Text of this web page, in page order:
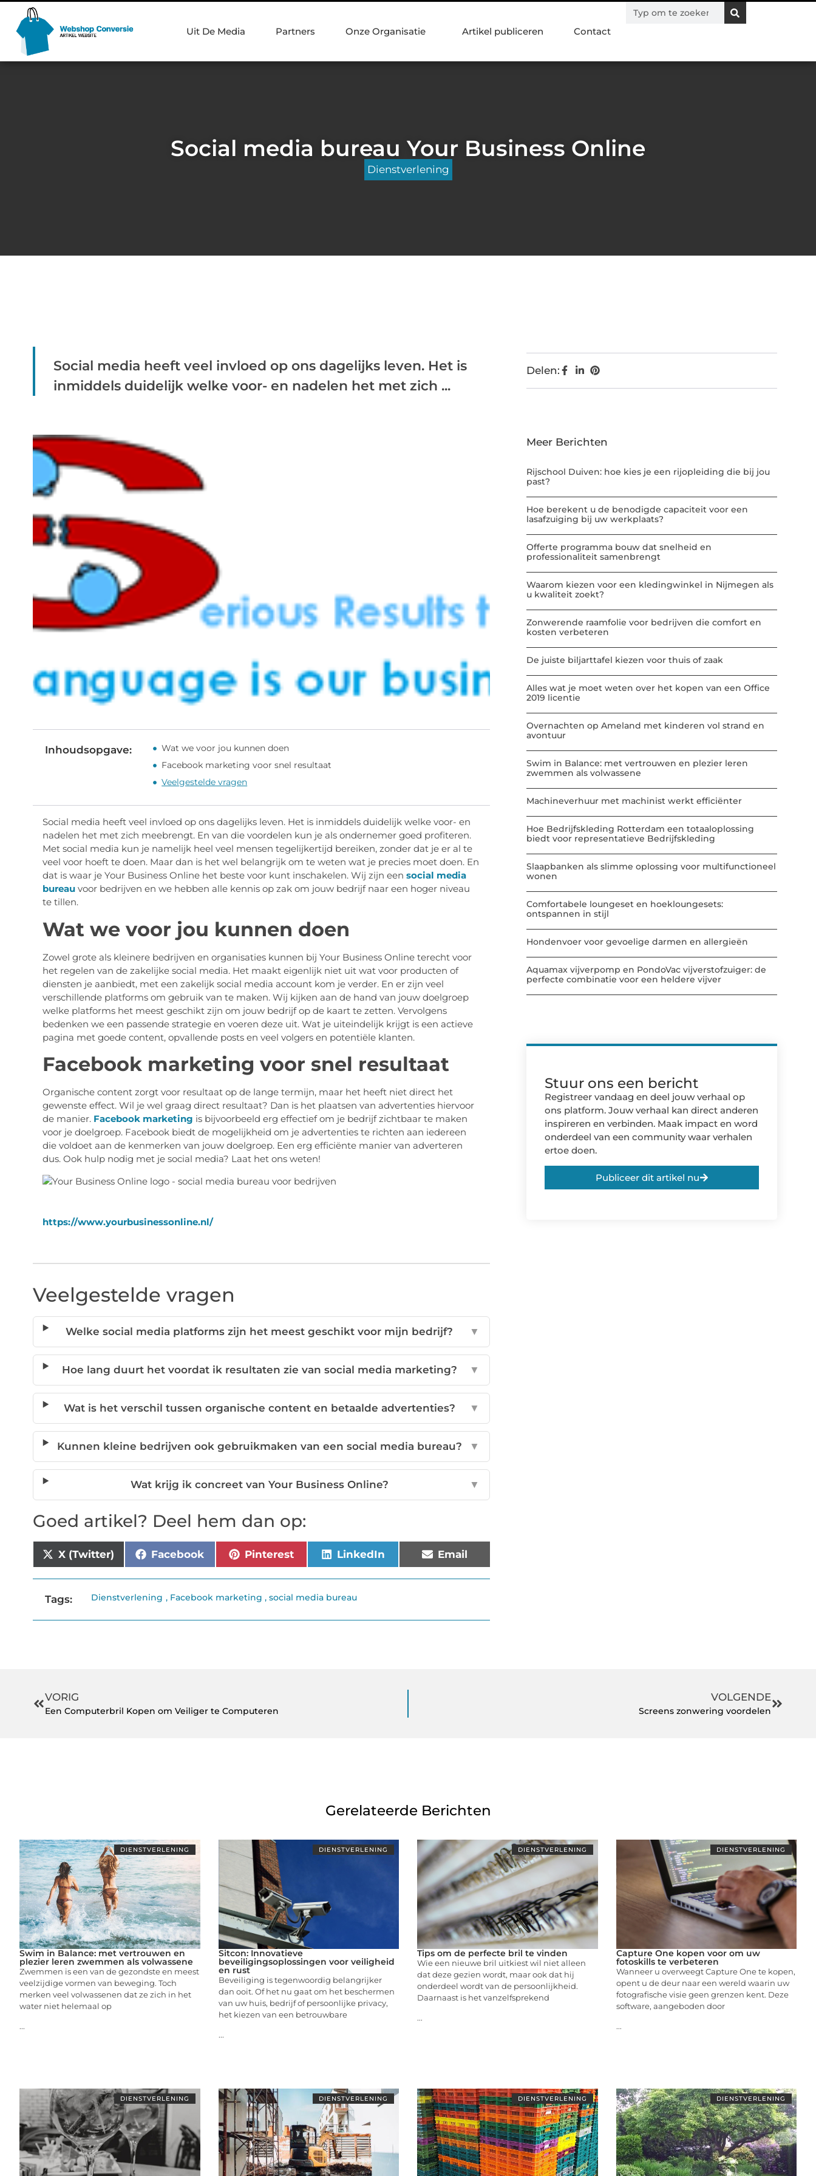
Uit De Media Partners Onze Organisatie Artikel publiceren Contact
Social media bureau Your Business Online
Dienstverlening
Social media heeft veel invloed op ons dagelijks leven. Het is
inmiddels duidelijk welke voor- en nadelen het met zich ...
Inhoudsopgave:
Wat we voor jou kunnen doen
Facebook marketing voor snel resultaat
Veelgestelde vragen
Social media heeft veel invloed op ons dagelijks leven. Het is inmiddels duidelijk welke voor- en
nadelen het met zich meebrengt. En van die voordelen kun je als ondernemer goed profiteren.
Met social media kun je namelijk heel veel mensen tegelijkertijd bereiken, zonder dat je er al te
veel voor hoeft te doen. Maar dan is het wel belangrijk om te weten wat je precies moet doen. En
dat is waar je Your Business Online het beste voor kunt inschakelen. Wij zijn een social media
bureauvoor bedrijven en we hebben alle kennis op zak om jouw bedrijf naar een hoger niveau
te tillen.
Wat we voor jou kunnen doen
Zowel grote als kleinere bedrijven en organisaties kunnen bij Your Business Online terecht voor
het regelen van de zakelijke social media. Het maakt eigenlijk niet uit wat voor producten of
diensten je aanbiedt, met een zakelijk social media account kom je verder. En er zijn veel
verschillende platforms om gebruik van te maken. Wij kijken aan de hand van jouw doelgroep
welke platforms het meest geschikt zijn om jouw bedrijf op de kaart te zetten. Vervolgens
bedenken we een passende strategie en voeren deze uit. Wat je uiteindelijk krijgt is een actieve
pagina met goede content, opvallende posts en veel volgers en potentiële klanten.
Facebook marketing voor snel resultaat
Organische content zorgt voor resultaat op de lange termijn, maar het heeft niet direct het
gewenste effect. Wil je wel graag direct resultaat? Dan is het plaatsen van advertenties hiervoor
de manier. Facebook marketing is bijvoorbeeld erg effectief om je bedrijf zichtbaar te maken
voor je doelgroep. Facebook biedt de mogelijkheid om je advertenties te richten aan iedereen
die voldoet aan de kenmerken van jouw doelgroep. Een erg efficiënte manier van adverteren
dus. Ook hulp nodig met je social media? Laat het ons weten!
https://www.yourbusinessonline.nl/
Veelgestelde vragen
Welke social media platforms zijn het meest geschikt voor mijn bedrijf? ▼
Hoe lang duurt het voordat ik resultaten zie van social media marketing? ▼
Wat is het verschil tussen organische content en betaalde advertenties? ▼
Kunnen kleine bedrijven ook gebruikmaken van een social media bureau? ▼
Wat krijg ik concreet van Your Business Online? ▼
Goed artikel? Deel hem dan op:
X (Twitter) Facebook Pinterest LinkedIn Email
Tags: Dienstverlening , Facebook marketing ,social media bureau
Delen:
Meer Berichten
Rijschool Duiven: hoe kies je een rijopleiding die bij jou
past?
Hoe berekent u de benodigde capaciteit voor een
lasafzuiging bij uw werkplaats?
Offerte programma bouw dat snelheid en
professionaliteit samenbrengt
Waarom kiezen voor een kledingwinkel in Nijmegen als
u kwaliteit zoekt?
Zonwerende raamfolie voor bedrijven die comfort en
kosten verbeteren
De juiste biljarttafel kiezen voor thuis of zaak
Alles wat je moet weten over het kopen van een Office
2019 licentie
Overnachten op Ameland met kinderen vol strand en
avontuur
Swim in Balance: met vertrouwen en plezier leren
zwemmen als volwassene
Machineverhuur met machinist werkt efficiënter
Hoe Bedrijfskleding Rotterdam een totaaloplossing
biedt voor representatieve Bedrijfskleding
Slaapbanken als slimme oplossing voor multifunctioneel
wonen
Comfortabele loungeset en hoekloungesets:
ontspannen in stijl
Hondenvoer voor gevoelige darmen en allergieën
Aquamax vijverpomp en PondoVac vijverstofzuiger: de
perfecte combinatie voor een heldere vijver
Stuur ons een bericht
Registreer vandaag en deel jouw verhaal op
ons platform. Jouw verhaal kan direct anderen
inspireren en verbinden. Maak impact en word
onderdeel van een community waar verhalen
ertoe doen.
Publiceer dit artikel nu
VORIG
Een Computerbril Kopen om Veiliger te Computeren
VOLGENDE
Screens zonwering voordelen
Gerelateerde Berichten
DIENSTVERLENING
Swim in Balance: met vertrouwen en
plezier leren zwemmen als volwassene
Zwemmen is een van de gezondste en meest
veelzijdige vormen van beweging. Toch
merken veel volwassenen dat ze zich in het
water niet helemaal op
...
DIENSTVERLENING
Sitcon: Innovatieve
beveiligingsoplossingen voor veiligheid
en rust
Beveiliging is tegenwoordig belangrijker
dan ooit. Of het nu gaat om het beschermen
van uw huis, bedrijf of persoonlijke privacy,
het kiezen van een betrouwbare
...
DIENSTVERLENING
Tips om de perfecte bril te vinden
Wie een nieuwe bril uitkiest wil niet alleen
dat deze gezien wordt, maar ook dat hij
onderdeel wordt van de persoonlijkheid.
Daarnaast is het vanzelfsprekend
...
DIENSTVERLENING
Capture One kopen voor om uw
fotoskills te verbeteren
Wanneer u overweegt Capture One te kopen,
opent u de deur naar een wereld waarin uw
fotografische visie geen grenzen kent. Deze
software, aangeboden door
...
DIENSTVERLENING DIENSTVERLENING DIENSTVERLENING DIENSTVERLENING